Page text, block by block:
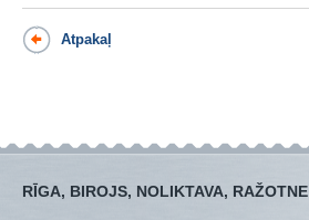
Atpakaļ
RĪGA, BIROJS, NOLIKTAVA, RAŽOTNE